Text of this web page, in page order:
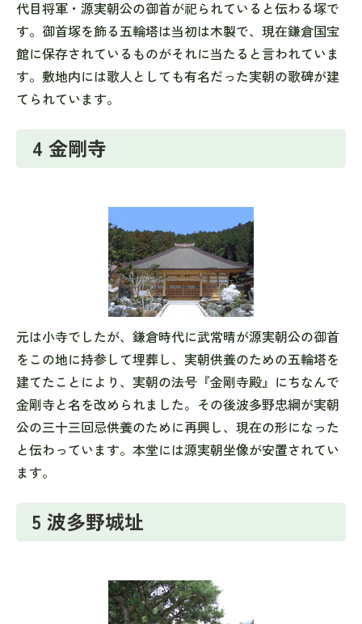
代目将軍・源実朝公の御首が祀られていると伝わる塚で
す。御首塚を飾る五輪塔は当初は木製で、現在鎌倉国宝
館に保存されているものがそれに当たると言われていま
す。敷地内には歌人としても有名だった実朝の歌碑が建
てられています。
4 金剛寺
元は小寺でしたが、鎌倉時代に武常晴が源実朝公の御首
をこの地に持参して埋葬し、実朝供養のための五輪塔を
建てたことにより、実朝の法号『金剛寺殿』にちなんで
金剛寺と名を改められました。その後波多野忠綱が実朝
公の三十三回忌供養のために再興し、現在の形になった
と伝わっています。本堂には源実朝坐像が安置されてい
ます。
5 波多野城址